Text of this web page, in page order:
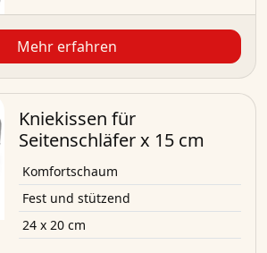
Mehr erfahren
Kniekissen für
Seitenschläfer x 15 cm
Komfortschaum
Fest und stützend
24 x 20 cm